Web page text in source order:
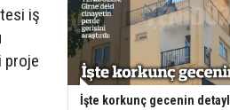
iş
proje
İşte korkunç gecenin